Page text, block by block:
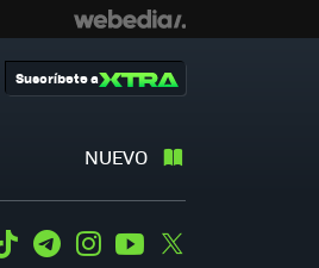
NUEVO
Suscríbete a
Tiktok TelegramInstagramYoutube